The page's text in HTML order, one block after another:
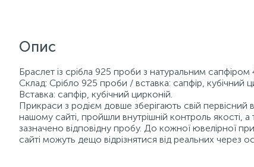
Опис
Браслет із срібла 925 проби з натуральним
Склад: Срібло 925 проби / вставка: сапфір, кубічний
Вставка: сапфір, кубічний цирконій.
Прикраси з родієм довше зберігають свій первісний
нашому сайті, пройшли внутрішній контроль
зазначено відповідну пробу. До кожної ювелірної
сайті можуть дещо відрізнятися від реальних через